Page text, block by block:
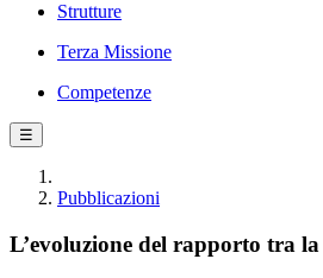
Strutture
Terza Missione
Competenze
☰
Pubblicazioni
L’evoluzione del rapporto tra